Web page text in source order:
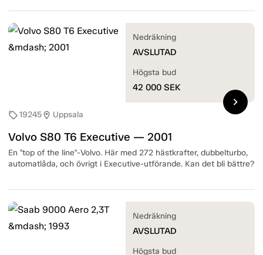
sell19245location_on Uppsala
Volvo S80 T6 Executive — 2001
En "top of the line"-Volvo. Här med 272 hästkrafter, dubbelturbo,
automatlåda, och övrigt i Executive-utförande. Kan det bli bättre?
Nedräkning
AVSLUTAD
Högsta bud
42 000 SEK
chevron_right
Nedräkning
AVSLUTAD
Högsta bud